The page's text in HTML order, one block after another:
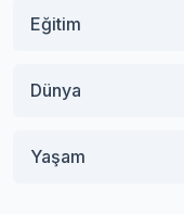
Eğitim
Dünya
Yaşam